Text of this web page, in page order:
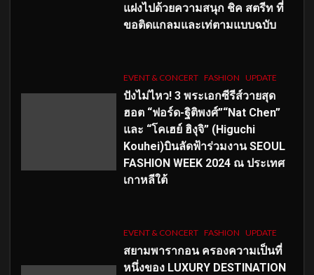
แฝงไปด้วยความสนุก ชิค สตรีท ที่
ขอติดแกลมและเท่ตามแบบฉบับ
EVENT & CONCERT FASHION UPDATE
ปังไม่ไหว! 3 พระเอกซีรีส์วายสุด
ฮอต “ฟอร์ด-ฐิติพงศ์”“Nat Chen”
และ “โคเฮย์ ฮิงุจิ” (Higuchi
Kouhei)บินลัดฟ้าร่วมงาน SEOUL
FASHION WEEK 2024 ณ ประเทศ
เกาหลีใต้
EVENT & CONCERT FASHION UPDATE
สยามพารากอน ครองความเป็นที่
หนึ่งของ LUXURY DESTINATION